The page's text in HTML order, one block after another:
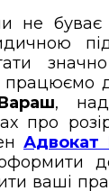
не
,
про
Адвокат
ваші